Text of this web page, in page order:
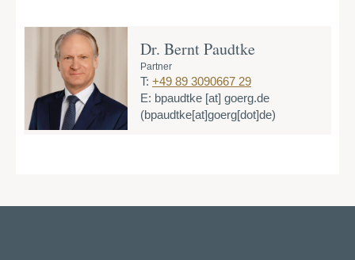
Dr. Bernt Paudtke
Partner
T: +49 89 3090667 29
E: bpaudtke [at] goerg.de
(bpaudtke[at]goerg[dot]de)